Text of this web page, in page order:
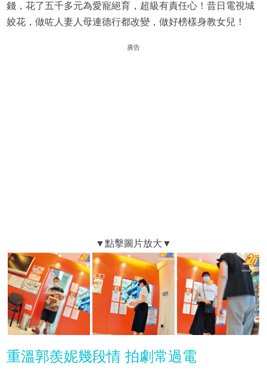
錢，花了五千多元為愛寵絕育，超級有責任心！昔日電視城
姣花，做咗人妻人母連德行都改變，做好榜樣身教女兒！
廣告
重溫郭羨妮幾段情 拍劇常過電